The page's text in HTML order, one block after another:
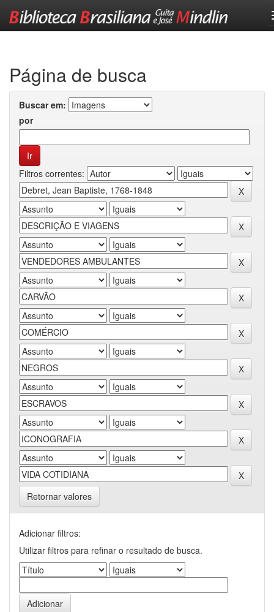
Página de busca
Buscar em:
por
Filtros correntes:
Retornar valores
Adicionar filtros:
Utilizar filtros para refinar o resultado de busca.